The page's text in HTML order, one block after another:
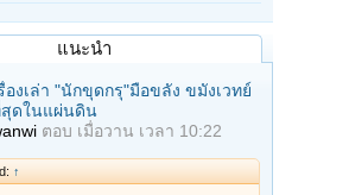
แนะนำ
องเล่า "นักขุดกรุ"มือขลัง ขมังเวทย์
ดในแผ่นดิน
ตอบ เมื่อวาน เวลา 10:22
↑